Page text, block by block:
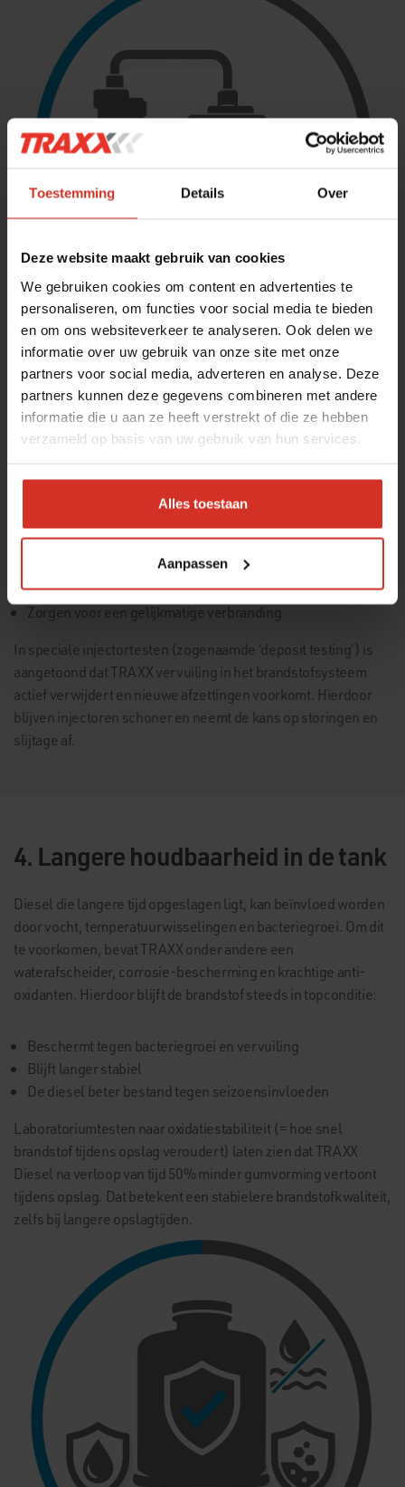
Toestemming Details Over
Deze website maakt gebruik van cookies
We gebruiken cookies om content en advertenties te
personaliseren, om functies voor social media te bieden
en om ons websiteverkeer te analyseren. Ook delen we
informatie over uw gebruik van onze site met onze
partners voor social media, adverteren en analyse. Deze
partners kunnen deze gegevens combineren met andere
informatie die u aan ze heeft verstrekt of die ze hebben
verzameld op basis van uw gebruik van hun services.
Alles toestaan
Aanpassen
3. Betere bescherming van je
brandstofsysteem
TRAXX doet meer dan alleen reinigen. De multifunctionele
totaalbescherming van de motor:
Voorkomen haperingen van injectoren
Verbeteren de brandstof doorstroming
Zorgen voor een gelijkmatige verbranding
In speciale injectortesten (zogenaamde ‘deposit testing’) is
aangetoond dat TRAXX vervuiling in het brandstofsysteem
actief verwijdert en nieuwe afzettingen voorkomt. Hierdoor
blijven injectoren schoner en neemt de kans op storingen en
slijtage af.
4. Langere houdbaarheid in de tank
Diesel die langere tijd opgeslagen ligt, kan beïnvloed worden
door vocht, temperatuurwisselingen en bacteriegroei. Om dit
te voorkomen, bevat TRAXX onder andere een
waterafscheider, corrosie-bescherming en krachtige anti-
oxidanten. Hierdoor blijft de brandstof steeds in topconditie:
Beschermt tegen bacteriegroei en vervuiling
Blijft langer stabiel
De diesel beter bestand tegen seizoensinvloeden
Laboratoriumtesten naar oxidatiestabiliteit (= hoe snel
brandstof tijdens opslag veroudert) laten zien dat TRAXX
Diesel na verloop van tijd 50% minder gumvorming vertoont
tijdens opslag. Dat betekent een stabielere brandstofkwaliteit,
zelfs bij langere opslagtijden.